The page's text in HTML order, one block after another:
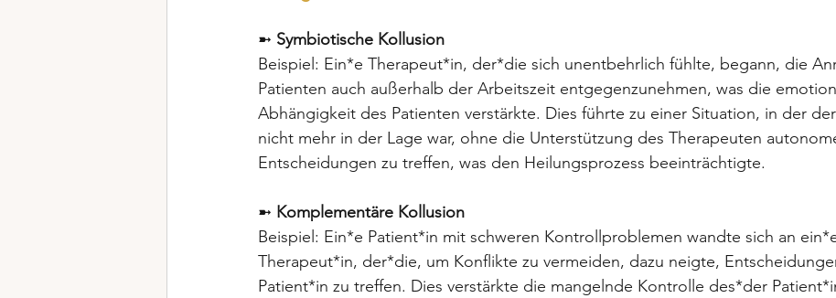
➼ Symbiotische Kollusion
Beispiel: Ein*e Therapeut*in, der*die sich unentbehrlich fühlte, begann, die
Patienten auch außerhalb der Arbeitszeit entgegenzunehmen, was die
Abhängigkeit des Patienten verstärkte. Dies führte zu einer Situation, in der
nicht mehr in der Lage war, ohne die Unterstützung des Therapeuten
Entscheidungen zu treffen, was den Heilungsprozess beeinträchtigte.
➼ Komplementäre Kollusion
Beispiel: Ein*e Patient*in mit schweren Kontrollproblemen wandte sich an
Therapeut*in, der*die, um Konflikte zu vermeiden, dazu neigte,
Patient*in zu treffen. Dies verstärkte die mangelnde Kontrolle des*der